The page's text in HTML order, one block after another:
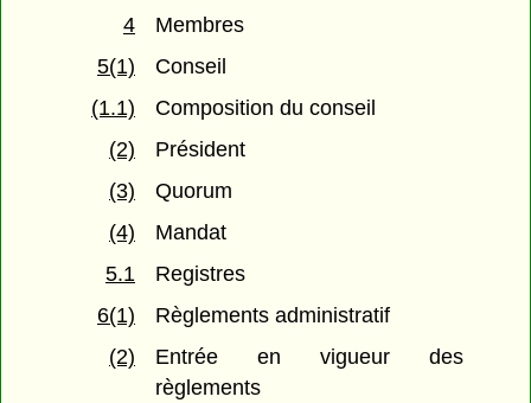
4
Membres
5(1)
Conseil
(1.1)
Composition du conseil
(2)
Président
(3)
Quorum
(4)
Mandat
5.1
Registres
6(1)
Règlements administratif
(2)
Entrée en vigueur des
règlements